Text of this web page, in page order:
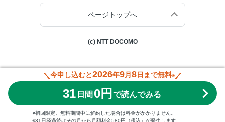
ページトップへ
(c) NTT DOCOMO
今申し込むと2026年9月 8日まで無料※
31 日間 0円 で読んでみる
※初回限定。無料期間中に解約した場合は料金がかかりません。
※31日経過後はその月から月額料金580円（税込）が発生します。